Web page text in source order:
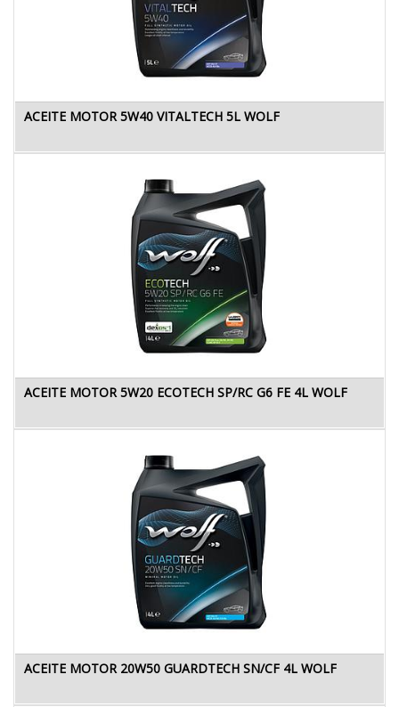
ACEITE MOTOR 5W40 VITALTECH 5L WOLF
ACEITE MOTOR 5W20 ECOTECH SP/RC G6 FE 4L WOLF
ACEITE MOTOR 20W50 GUARDTECH SN/CF 4L WOLF